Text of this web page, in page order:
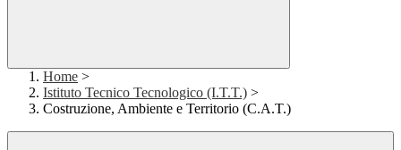
Home >
Istituto Tecnico Tecnologico (I.T.T.) >
Costruzione, Ambiente e Territorio (C.A.T.)